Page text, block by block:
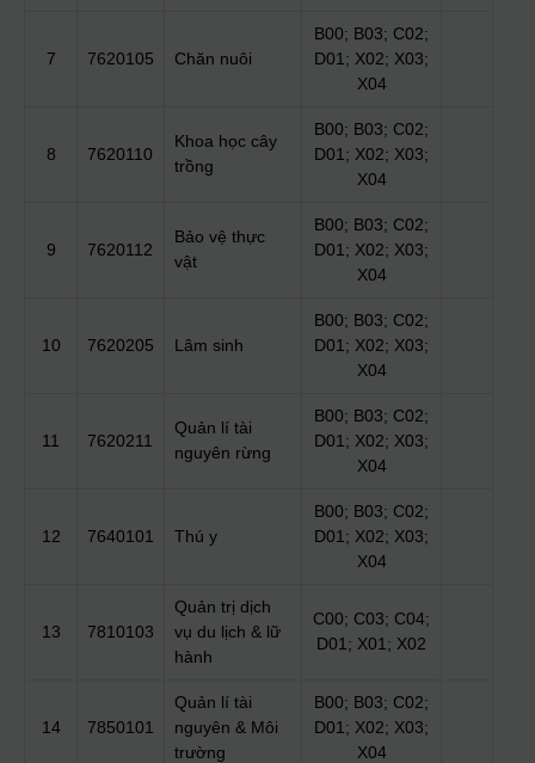
7 7620105 Chăn nuôi
B00; B03; C02;
D01; X02; X03;
X04
8 7620110
Khoa học cây
trồng
B00; B03; C02;
D01; X02; X03;
X04
9 7620112
Bảo vệ thực
vật
B00; B03; C02;
D01; X02; X03;
X04
10 7620205 Lâm sinh
B00; B03; C02;
D01; X02; X03;
X04
11 7620211
Quản lí tài
nguyên rừng
B00; B03; C02;
D01; X02; X03;
X04
12 7640101 Thú y
B00; B03; C02;
D01; X02; X03;
X04
13 7810103
Quản trị dịch
vụ du lịch & lữ
hành
C00; C03; C04;
D01; X01; X02
14 7850101
Quản lí tài
nguyên & Môi
trường
B00; B03; C02;
D01; X02; X03;
X04